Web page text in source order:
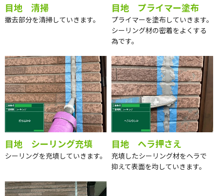
目地 清掃
撤去部分を清掃していきます。
目地 プライマー塗布
プライマーを塗布していきます。
シーリング材の密着をよくする
為です。
目地 シーリング充填
シーリングを充填していきます。
目地 ヘラ押さえ
充填したシーリング材をヘラで
抑えて表面を均していきます。